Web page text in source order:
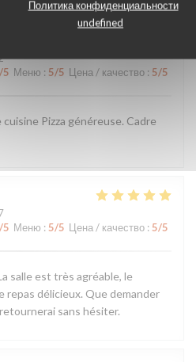
Политика конфиденциальности
undefined
/5 Меню : 5/5 Цена / качество : 5/5
Pizza généreuse. Cadre
/5 Меню : 5/5 Цена / качество : 5/5
salle est très agréable, le
délicieux. Que demander
sans hésiter.